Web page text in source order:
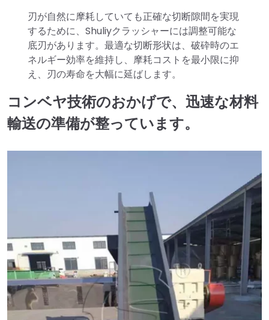
刃が自然に摩耗していても正確な切断隙間を実現
するために、Shuliyクラッシャーには調整可能な
底刃があります。最適な切断形状は、破砕時のエ
ネルギー効率を維持し、摩耗コストを最小限に抑
え、刃の寿命を大幅に延ばします。
コンベヤ技術のおかげで、迅速な材料
輸送の準備が整っています。